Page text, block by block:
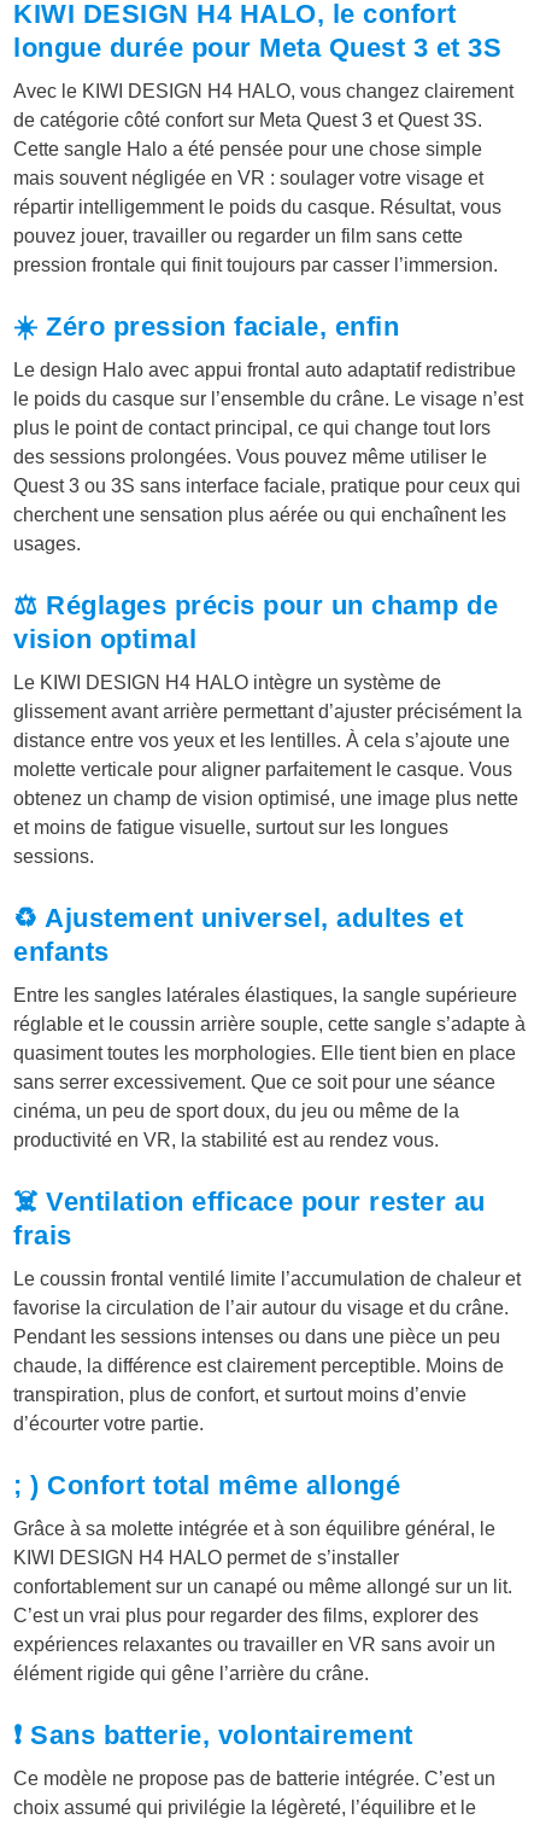
KIWI DESIGN H4 HALO, le confort
longue durée pour Meta Quest 3 et 3S
Avec le KIWI DESIGN H4 HALO, vous changez clairement
de catégorie côté confort sur Meta Quest 3 et Quest 3S.
Cette sangle Halo a été pensée pour une chose simple
mais souvent négligée en VR : soulager votre visage et
répartir intelligemment le poids du casque. Résultat, vous
pouvez jouer, travailler ou regarder un film sans cette
pression frontale qui finit toujours par casser l’immersion.
☀️ Zéro pression faciale, enfin
Le design Halo avec appui frontal auto adaptatif redistribue
le poids du casque sur l’ensemble du crâne. Le visage n’est
plus le point de contact principal, ce qui change tout lors
des sessions prolongées. Vous pouvez même utiliser le
Quest 3 ou 3S sans interface faciale, pratique pour ceux qui
cherchent une sensation plus aérée ou qui enchaînent les
usages.
⚖️ Réglages précis pour un champ de
vision optimal
Le KIWI DESIGN H4 HALO intègre un système de
glissement avant arrière permettant d’ajuster précisément la
distance entre vos yeux et les lentilles. À cela s’ajoute une
molette verticale pour aligner parfaitement le casque. Vous
obtenez un champ de vision optimisé, une image plus nette
et moins de fatigue visuelle, surtout sur les longues
sessions.
♻️ Ajustement universel, adultes et
enfants
Entre les sangles latérales élastiques, la sangle supérieure
réglable et le coussin arrière souple, cette sangle s’adapte à
quasiment toutes les morphologies. Elle tient bien en place
sans serrer excessivement. Que ce soit pour une séance
cinéma, un peu de sport doux, du jeu ou même de la
productivité en VR, la stabilité est au rendez vous.
☠️ Ventilation efficace pour rester au
frais
Le coussin frontal ventilé limite l’accumulation de chaleur et
favorise la circulation de l’air autour du visage et du crâne.
Pendant les sessions intenses ou dans une pièce un peu
chaude, la différence est clairement perceptible. Moins de
transpiration, plus de confort, et surtout moins d’envie
d’écourter votre partie.
; ) Confort total même allongé
Grâce à sa molette intégrée et à son équilibre général, le
KIWI DESIGN H4 HALO permet de s’installer
confortablement sur un canapé ou même allongé sur un lit.
C’est un vrai plus pour regarder des films, explorer des
expériences relaxantes ou travailler en VR sans avoir un
élément rigide qui gêne l’arrière du crâne.
❗ Sans batterie, volontairement
Ce modèle ne propose pas de batterie intégrée. C’est un
choix assumé qui privilégie la légèreté, l’équilibre et le